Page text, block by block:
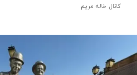
کانال خاله مریم